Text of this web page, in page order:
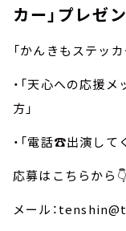
カー」プレゼン
「かんきもステッ
・「天心への応援
方」
・「電話☎️出演して
応募はこちらから👇
メール：